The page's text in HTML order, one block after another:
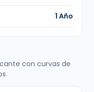
1 Año
con curvas de